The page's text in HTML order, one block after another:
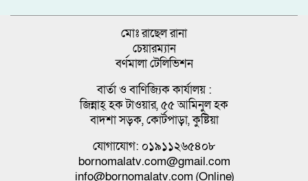
মোঃ রাছেল রানা
চেয়ারম্যান
বর্ণমালা টেলিভিশন
বার্তা ও বাণিজ্যিক কার্যালয় :
জিন্নাহ্ হক টাওয়ার, ৫৫ আমিনুল হক
বাদশা সড়ক, কোর্টপাড়া, কুষ্টিয়া
যোগাযোগ: ০১৯১১২৬৫৪০৮
bornomalatv.com@gmail.com
info@bornomalatv.com (Online)